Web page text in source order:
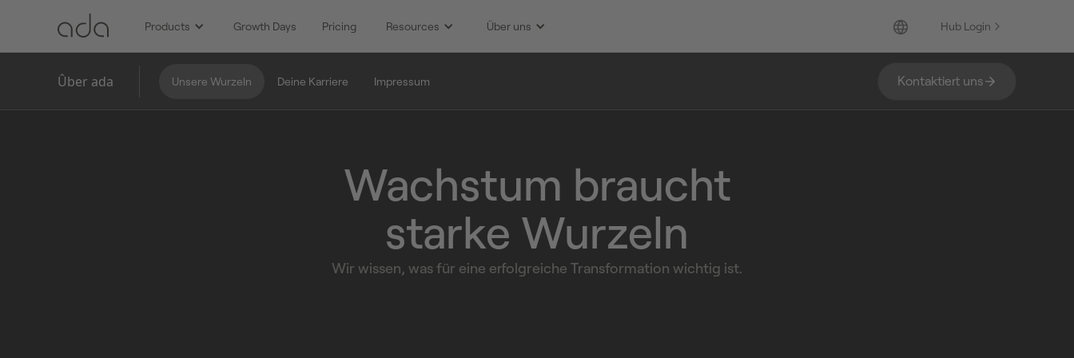
Products Growth Days Pricing Resources Über uns Hub Login
Ûber ada Unsere Wurzeln Deine Karriere Impressum Kontaktiert uns
Wachst um braucht
starke Wurzeln
Wir wissen, was für eine erfolgreiche Transformation wichtig ist.